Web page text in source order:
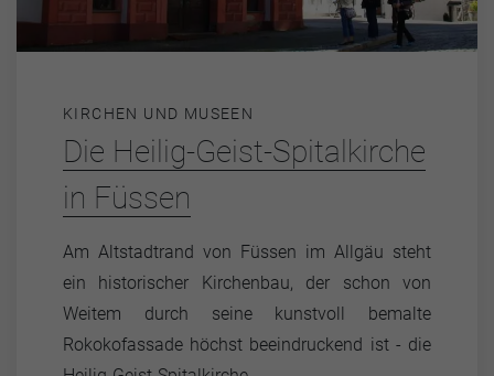
KIRCHEN UND MUSEEN
Die Heilig-Geist-Spitalkirche
in Füssen
Am Altstadtrand von Füssen im Allgäu steht
ein historischer Kirchenbau, der schon von
Weitem durch seine kunstvoll bemalte
Rokokofassade höchst beeindruckend ist - die